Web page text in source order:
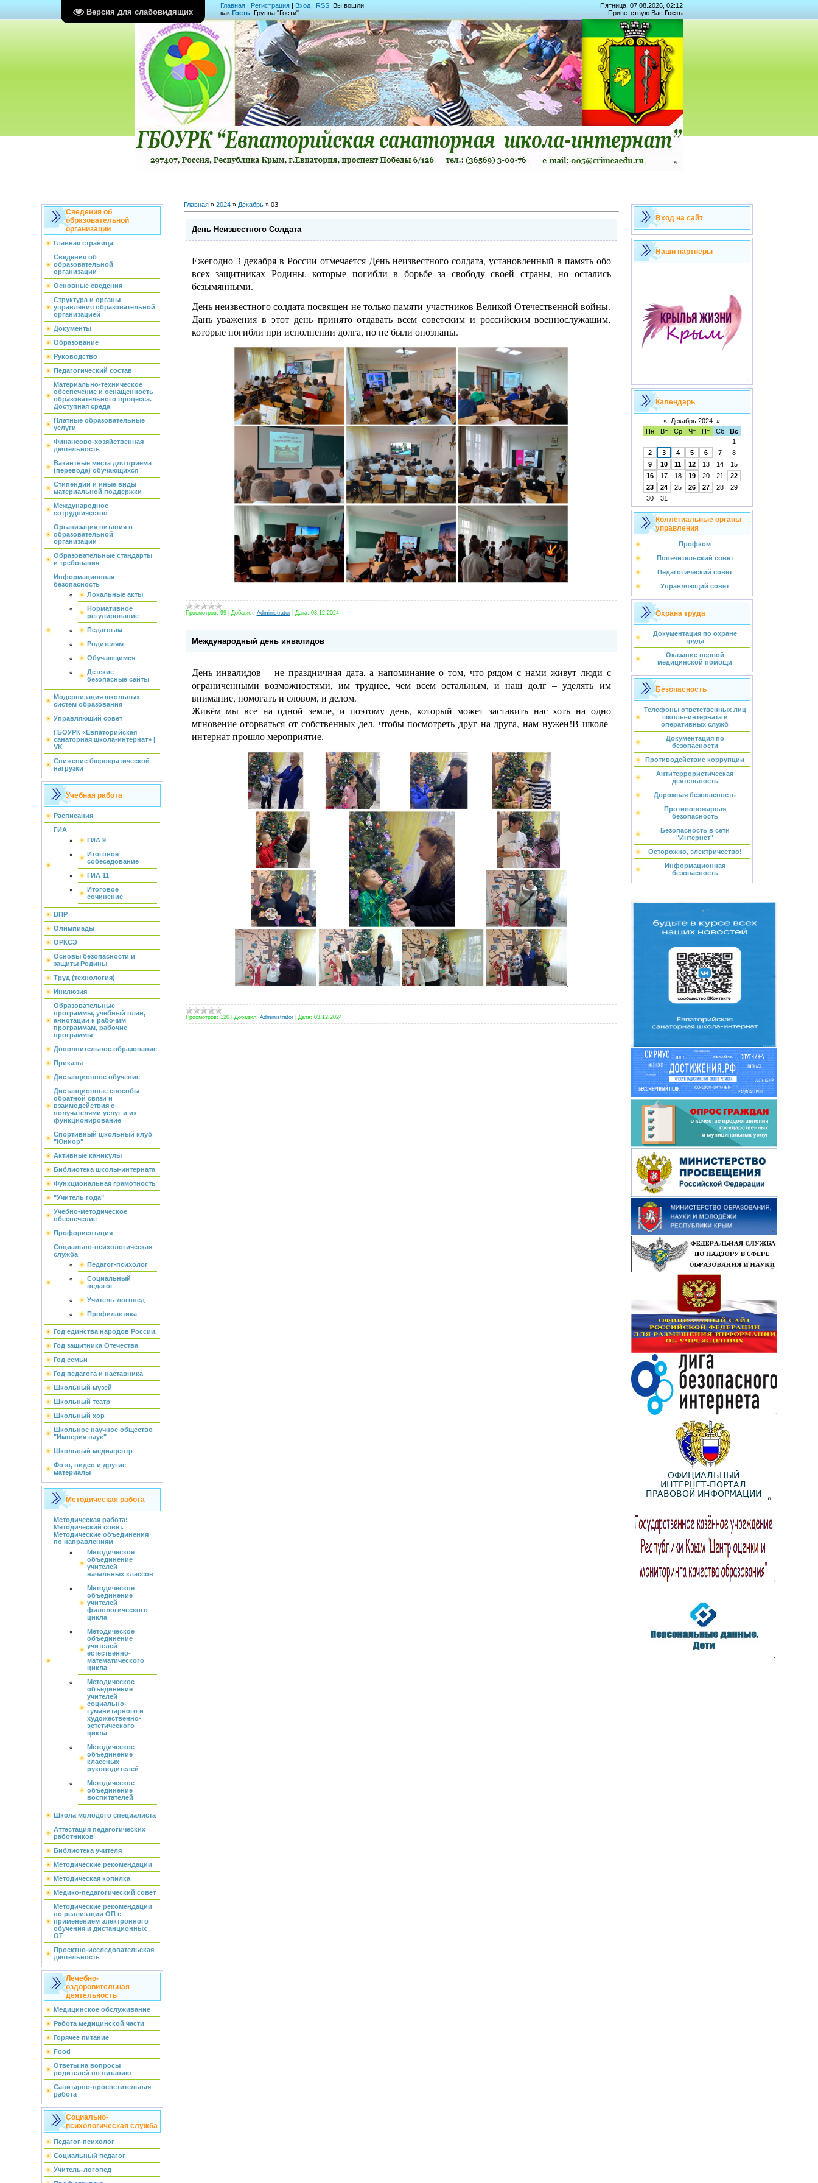
Версия для слабовидящих
Главная | Регистрация | Вход | RSS Вы вошли
как Гость Группа "Гости"
Пятница, 07.08.2026, 02:12
Приветствую Вас Гость
Сведения об
образовательной
организации
Главная страница
Сведения об
образовательной
организации
Основные сведения
Структура и органы
управления образовательной
организацией
Документы
Образование
Руководство
Педагогический состав
Материально-техническое
обеспечение и оснащенность
образовательного процесса.
Доступная среда
Платные образовательные
услуги
Финансово-хозяйственная
деятельность
Вакантные места для приема
(перевода) обучающихся
Стипендии и иные виды
материальной поддержки
Международное
сотрудничество
Организация питания в
образовательной
организации
Образовательные стандарты
и требования
Информационная
безопасность
Локальные акты
Нормативное
регулирование
Педагогам
Родителям
Обучающимся
Детские
безопасные сайты
Модернизация школьных
систем образования
Управляющий совет
ГБОУРК «Евпаторийская
санаторная школа-интернат» |
VK
Снижение бюрократической
нагрузки
Учебная работа
Расписания
ГИА
ГИА 9
Итоговое
собеседование
ГИА 11
Итоговое
сочинение
ВПР
Олимпиады
ОРКСЭ
Основы безопасности и
защиты Родины
Труд (технология)
Инклюзия
Образовательные
программы, учебный план,
аннотации к рабочим
программам, рабочие
программы
Дополнительное образование
Приказы
Дистанционное обучение
Дистанционные способы
обратной связи и
взаимодействия с
получателями услуг и их
функционирование
Спортивный школьный клуб
"Юниор"
Активные каникулы
Библиотека школы-интерната
Функциональная грамотность
"Учитель года"
Учебно-методическое
обеспечение
Профориентация
Социально-психологическая
служба
Педагог-психолог
Социальный
педагог
Учитель-логопед
Профилактика
Год единства народов России.
Год защитника Отечества
Год семьи
Год педагога и наставника
Школьный музей
Школьный театр
Школьный хор
Школьное научное общество
"Империя наук"
Школьный медиацентр
Фото, видео и другие
материалы
Методическая работа
Методическая работа:
Методический совет.
Методические объединения
по направлениям
Методическое
объединение
учителей
начальных классов
Методическое
объединение
учителей
филологического
цикла
Методическое
объединение
учителей
естественно-
математического
цикла
Методическое
объединение
учителей
социально-
гуманитарного и
художественно-
эстетического
цикла
Методическое
объединение
классных
руководителей
Методическое
объединение
воспитателей
Школа молодого специалиста
Аттестация педагогических
работников
Библиотека учителя
Методические рекомендации
Методическая копилка
Медико-педагогический совет
Методические рекомендации
по реализации ОП с
применением электронного
обучения и дистанционных
ОТ
Проектно-исследовательская
деятельность
Лечебно-
оздоровительная
деятельность
Медицинское обслуживание
Работа медицинской части
Горячее питание
Food
Ответы на вопросы
родителей по питанию
Санитарно-просветительная
работа
Социально-
психологическая служба
Педагог-психолог
Социальный педагог
Учитель-логопед
Главная» 2024 » Декабрь » 03
День Неизвестного Солдата
Ежегодно 3 декабря в России отмечается День неизвестного солдата, установленный в память обо
всех защитниках Родины, которые погибли в борьбе за свободу своей страны, но остались
безымянными.
День неизвестного солдата посвящен не только памяти участников Великой Отечественной войны.
Дань уважения в этот день принято отдавать всем советским и российским военнослужащим,
которые погибли при исполнении долга, но не были опознаны.
Просмотров: 99 Добавил: Administrator Дата: 03.12.2024
Международный день инвалидов
День инвалидов – не праздничная дата, а напоминание о том, что рядом с нами живут люди с
ограниченными возможностями, им труднее, чем всем остальным, и наш долг – уделять им
внимание, помогать и словом, и делом.
Живём мы все на одной земле, и поэтому день, который может заставить нас хоть на одно
мгновение оторваться от собственных дел, чтобы посмотреть друг на друга, нам нужен!В школе-
интернат прошло мероприятие.
Просмотров: 120 Добавил: Administrator Дата: 03.12.2024
Вход на сайт
Наши партнеры
Календарь
« Декабрь 2024 »
Пн
Вт Ср Чт Пт Сб
Вс
1
2
3 4 5 6 7
8
9
10 11 12 13 14
15
16
17 18 19 20 21
22
23
24 25 26 27 28
29
30
31
Коллегиальные органы
управления
Профком
Попечительский совет
Педагогический совет
Управляющий совет
Охрана труда
Документация по охране
труда
Оказание первой
медицинской помощи
Безопасность
Телефоны ответственных лиц
школы-интерната и
оперативных служб
Документация по
безопасности
Противодействие коррупции
Антитеррористическая
деятельность
Дорожная безопасность
Противопожарная
безопасность
Безопасность в сети
"Интернет"
Осторожно, электричество!
Информационная
безопасность